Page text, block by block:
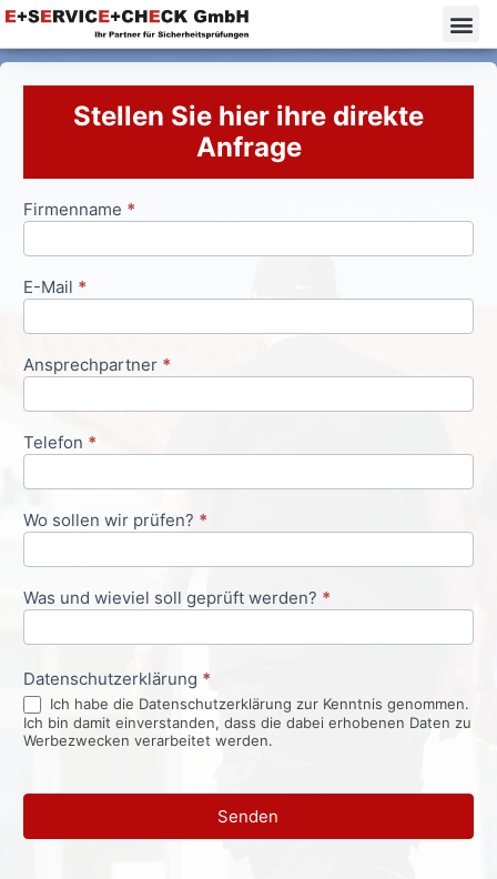
Stellen Sie hier ihre direkte
Anfrage
Anfrageformular
Firmenname *
E-Mail *
Ansprechpartner *
Telefon *
Wo sollen wir prüfen? *
Was und wieviel soll geprüft werden? *
Datenschutzerklärung *
Ich habe die Datenschutzerklärung zur Kenntnis genommen.
Ich bin damit einverstanden, dass die dabei erhobenen Daten zu
Werbezwecken verarbeitet werden.
Senden